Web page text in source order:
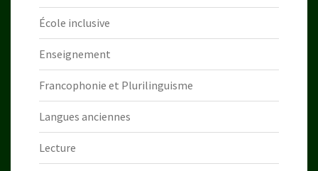
École inclusive
Enseignement
Francophonie et Plurilinguisme
Langues anciennes
Lecture